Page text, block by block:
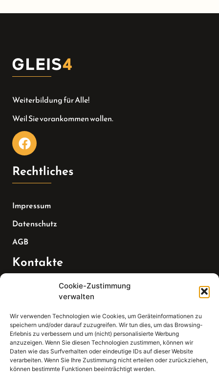
Cookie-Zustimmung
verwalten
Wir verwenden Technologien wie Cookies, um Geräteinformationen zu
speichern und/oder darauf zuzugreifen. Wir tun dies, um das Browsing-
Erlebnis zu verbessern und um (nicht) personalisierte Werbung
anzuzeigen. Wenn Sie diesen Technologien zustimmen, können wir
Daten wie das Surfverhalten oder eindeutige IDs auf dieser Website
verarbeiten. Wenn Sie Ihre Zustimmung nicht erteilen oder zurückziehen,
können bestimmte Funktionen beeinträchtigt werden.
Weiterbildung für Alle!
Weil Sie vorankommen wollen.
Rechtliches
Impressum
Datenschutz
AGB
Kontakte
07147 270 3349
Email:
sekretariat(at)gleis4-seminarzentrum.com